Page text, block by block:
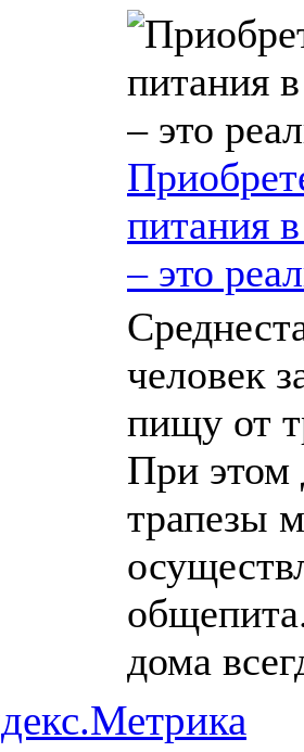
питания
– это
человек
пищу от
При этом
трапезы
дома